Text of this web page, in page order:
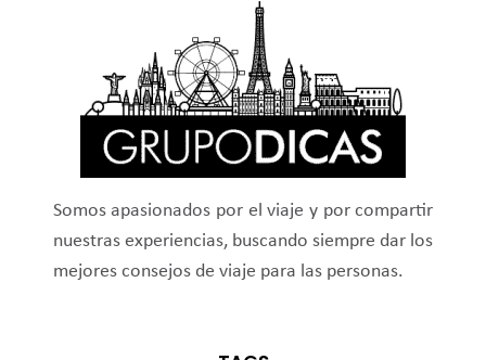
Somos apasionados por el viaje y por compartir
nuestras experiencias, buscando siempre dar los
mejores consejos de viaje para las personas.